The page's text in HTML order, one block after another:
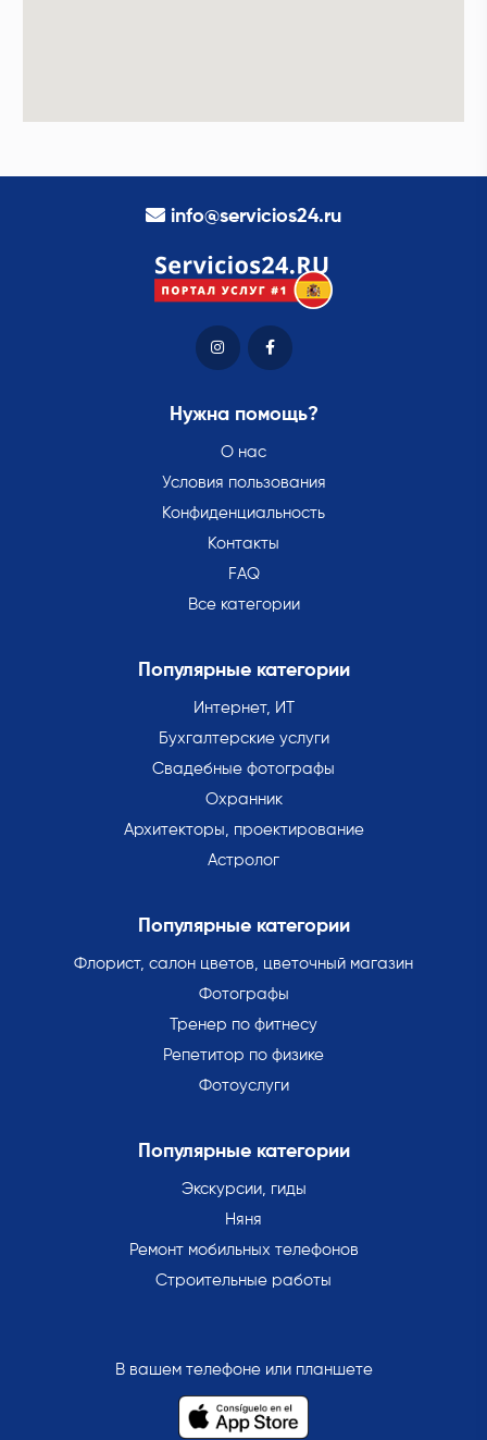
info@servicios24.ru
Нужна помощь?
О нас
Условия пользования
Конфиденциальность
Контакты
FAQ
Все категории
Популярные категории
Интернет, ИТ
Бухгалтерские услуги
Свадебные фотографы
Охранник
Архитекторы, проектирование
Астролог
Популярные категории
Флорист, салон цветов, цветочный магазин
Фотографы
Тренер по фитнесу
Репетитор по физике
Фотоуслуги
Популярные категории
Экскурсии, гиды
Няня
Ремонт мобильных телефонов
Строительные работы
В вашем телефоне или планшете